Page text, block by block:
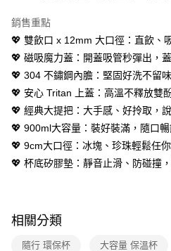
法說明評估內容。
1.分期款項不併入電信帳單，「大哥付你
醒簡訊。
2.透過簡訊連結打開帳單後，可選擇「超
帳／街口支付／iPASS MONEY」等通路
【注意事項】
1.本服務係由「台灣大哥大股份有限公
用戶於交易時，得透過本服務購買商品或
買賣價金債權讓與本公司後，依約使用本
2.基於同意付款使用「大哥付你分期」之
銷售重點
💖 雙飲口 x 12mm 大口徑：直飲、
💖 磁吸魔力蓋：開蓋吸管秒彈出，
💖 304 不鏽鋼內膽：堅固好洗不留味
💖 安心 Tritan 上蓋：高溫不釋放雙
💖 經典大提把：大手感、好拎取，
💖 900ml大容量：裝好裝滿，隨口暢
💖 9cm大口徑：冰塊、珍珠輕鬆任你
💖 杯底矽膠墊：靜音止滑、防碰撞
相關分類
隨行 環保杯 大容量 保溫杯